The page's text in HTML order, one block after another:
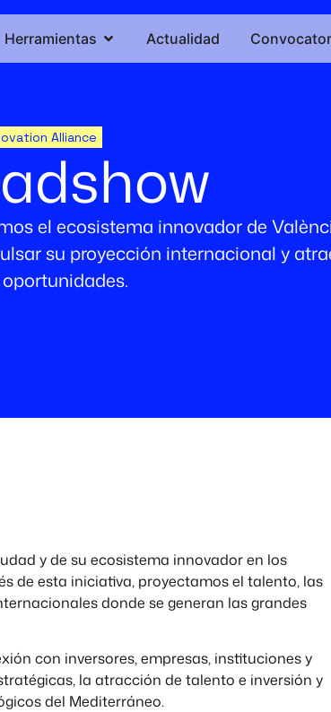
Herramientas Actualidad
Alliance
el ecosistema innovador de
su proyección internacional y
y de su ecosistema innovador en los
de esta iniciativa, proyectamos el talento, las
donde se generan las grandes
con inversores, empresas, instituciones y
la atracción de talento e inversión y
del Mediterráneo.